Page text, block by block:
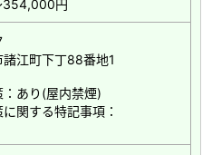
354,000円
江町下丁88番地1
あり(屋内禁煙)
関する特記事項：